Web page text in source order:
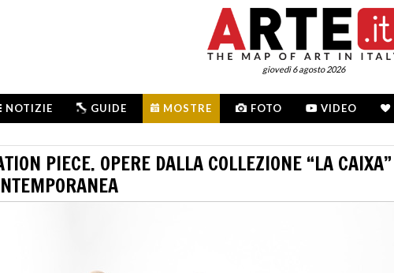
giovedì 6 agosto 2026
NOTIZIE GUIDE MOSTRE FOTO VIDEO
PIECE. OPERE DALLA COLLEZIONE “LA CAIXA”